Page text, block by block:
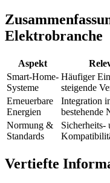
Elektrobranche
Aspekt
Smart-Home-
Systeme
Häufiger
steigende
Erneuerbare
Energien
Integration
bestehende
Normung &
Standards
Sicherheits-
Vertiefte